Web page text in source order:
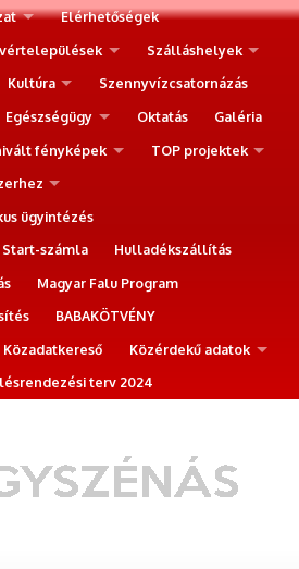
Elérhetőségek
Szálláshelyek
Kultúra
Szennyvízcsatornázás
Egészségügy Oktatás
Galéria
fényképek
TOP projektek
ügyintézés
számla
Hulladékszállítás
Magyar Falu Program
BABAKÖTVÉNY
Közadatkereső
Közérdekű adatok
terv 2024